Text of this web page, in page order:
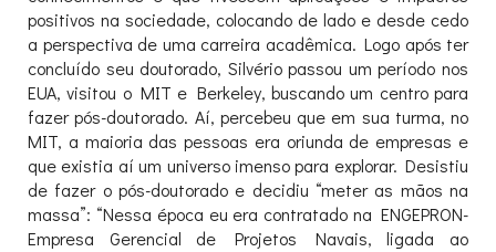
positivos na sociedade, colocando de lado e desde cedo
a perspectiva de uma carreira acadêmica. Logo após ter
concluído seu doutorado, Silvério passou um período nos
EUA, visitou o MIT e Berkeley, buscando um centro para
fazer pós-doutorado. Aí, percebeu que em sua turma, no
MIT, a maioria das pessoas era oriunda de empresas e
que existia aí um universo imenso para explorar. Desistiu
de fazer o pós-doutorado e decidiu “meter as mãos na
massa”: “Nessa época eu era contratado na ENGEPRON-
Empresa Gerencial de Projetos Navais, ligada ao